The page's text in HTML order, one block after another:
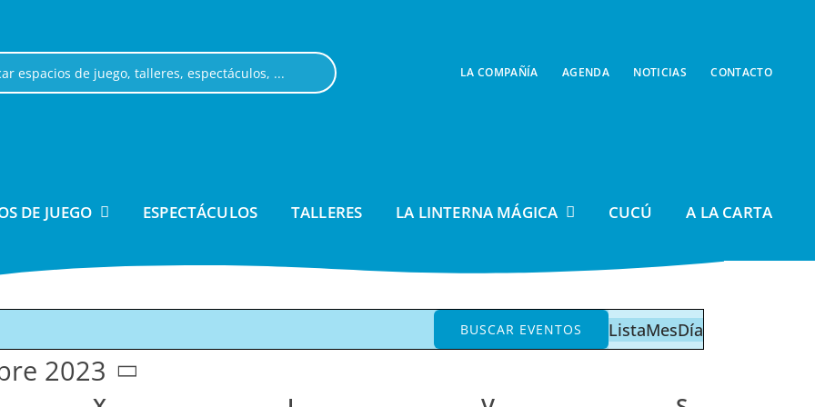
LA COMPAÑÍA AGENDA NOTICIAS CONTACTO
DE JUEGO ESPECTÁCULOS TALLERES LA LINTERNA MÁGICA CUCÚ A LA CARTA
BUSCAR EVENTOS
Navegación
vistas
ListaMesDía
2023